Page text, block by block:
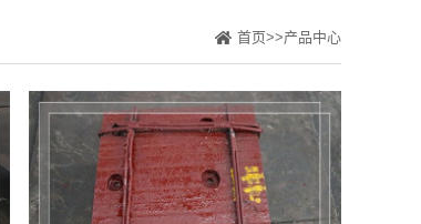
首页>>产品中心